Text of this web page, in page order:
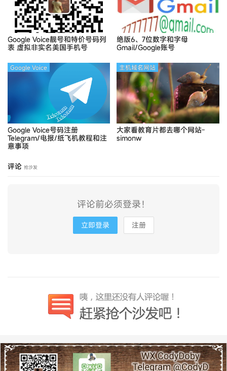
Google Voice靓号和特价号码列
表 虚拟非实名美国手机号
绝版6、7位数字和字母
Gmail/Google账号
Google Voice号码注册
Telegram/电报/纸飞机教程和注
意事项
Google Voice
大家看教育片都去哪个网站-
simonw
主机域名网站
评论 抢沙发
评论前必须登录！
立即登录 注册